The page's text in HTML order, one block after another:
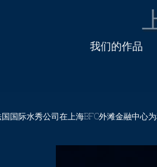
我们的作品
国际水秀公司在上海BFC外滩金融中心